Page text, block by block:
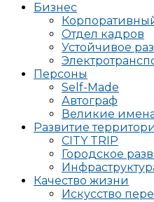
Бизнес
Отдел кадров
Устойчивое
Персоны
Self-Made
Автограф
Великие
Развитие
CITY TRIP
Городское
Качество жизни
Искусство